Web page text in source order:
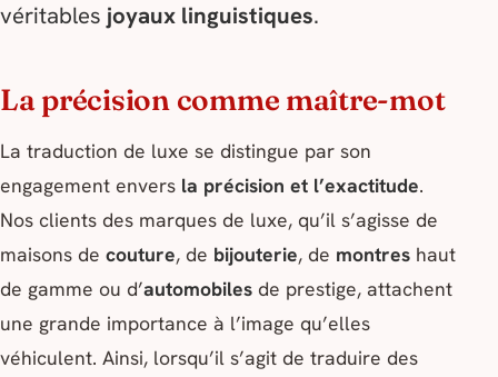
véritables joyaux linguistiques.
La précision comme maître-mot
La traduction de luxe se distingue par son
engagement envers la précision et l’exactitude.
Nos clients des marques de luxe, qu’il s’agisse de
maisons de couture, de bijouterie, de montres haut
de gamme ou d’automobiles de prestige, attachent
une grande importance à l’image qu’elles
véhiculent. Ainsi, lorsqu’il s’agit de traduire des